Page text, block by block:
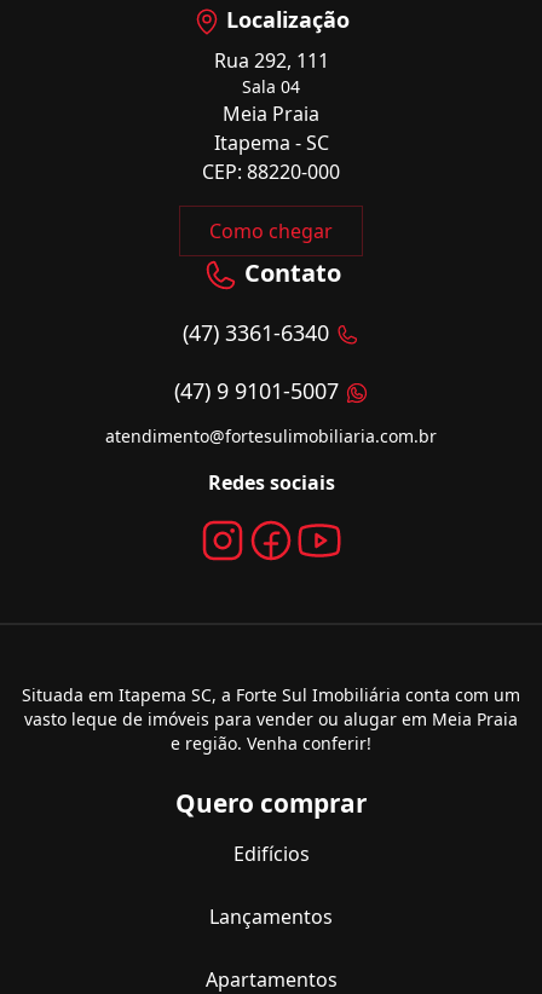
Localização
Rua 292, 111
Sala 04
Meia Praia
Itapema - SC
CEP: 88220-000
Como chegar
Contato
(47) 3361-6340
(47) 9 9101-5007
atendimento@fortesulimobiliaria.com.br
Redes sociais
Situada em Itapema SC, a Forte Sul Imobiliária conta com um
vasto leque de imóveis para vender ou alugar em Meia Praia
e região. Venha conferir!
Quero comprar
Edifícios
Lançamentos
Apartamentos